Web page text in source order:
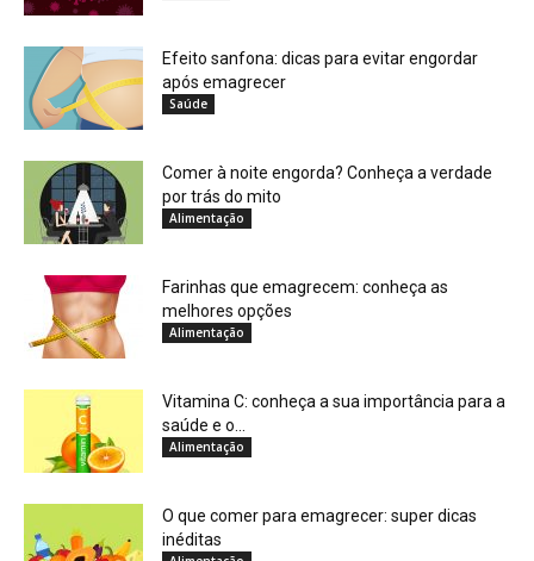
Efeito sanfona: dicas para evitar engordar
após emagrecer
Saúde
Comer à noite engorda? Conheça a verdade
por trás do mito
Alimentação
Farinhas que emagrecem: conheça as
melhores opções
Alimentação
Vitamina C: conheça a sua importância para a
saúde e o...
Alimentação
O que comer para emagrecer: super dicas
inéditas